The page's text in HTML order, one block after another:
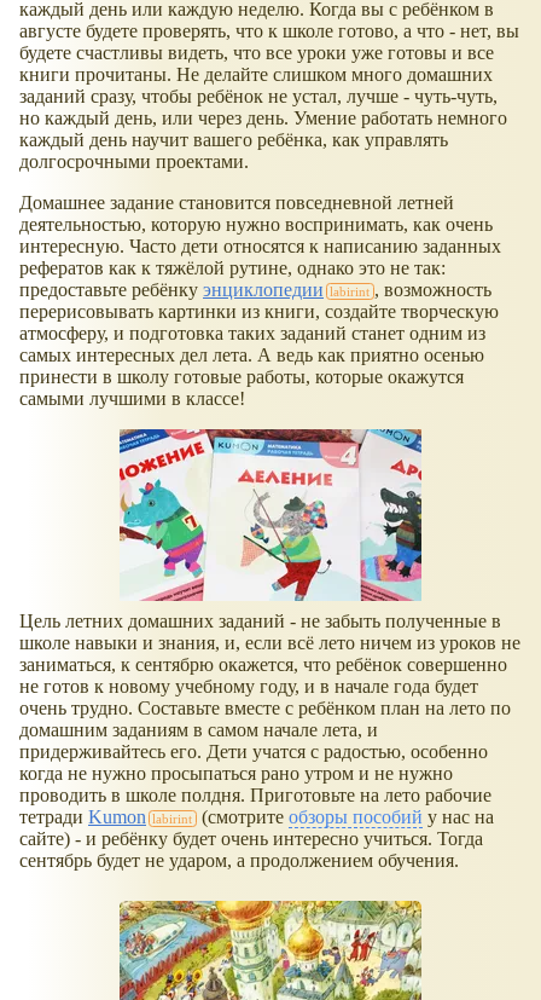
каждый день или каждую неделю. Когда вы с ребёнком в
августе будете проверять, что к школе готово, а что - нет, вы
будете счастливы видеть, что все уроки уже готовы и все
книги прочитаны. Не делайте слишком много домашних
заданий сразу, чтобы ребёнок не устал, лучше - чуть-чуть,
но каждый день, или через день. Умение работать немного
каждый день научит вашего ребёнка, как управлять
долгосрочными проектами.
Домашнее задание становится повседневной летней
деятельностью, которую нужно воспринимать, как очень
интересную. Часто дети относятся к написанию заданных
рефератов как к тяжёлой рутине, однако это не так:
предоставьте ребёнку энциклопедии
, возможность
перерисовывать картинки из книги, создайте творческую
атмосферу, и подготовка таких заданий станет одним из
самых интересных дел лета. А ведь как приятно осенью
принести в школу готовые работы, которые окажутся
самыми лучшими в классе!
Цель летних домашних заданий - не забыть полученные в
школе навыки и знания, и, если всё лето ничем из уроков не
заниматься, к сентябрю окажется, что ребёнок совершенно
не готов к новому учебному году, и в начале года будет
очень трудно. Составьте вместе с ребёнком план на лето по
домашним заданиям в самом начале лета, и
придерживайтесь его. Дети учатся с радостью, особенно
когда не нужно просыпаться рано утром и не нужно
проводить в школе полдня. Приготовьте на лето рабочие
тетради Kumon (смотрите обзоры пособий у нас на
сайте) - и ребёнку будет очень интересно учиться. Тогда
сентябрь будет не ударом, а продолжением обучения.